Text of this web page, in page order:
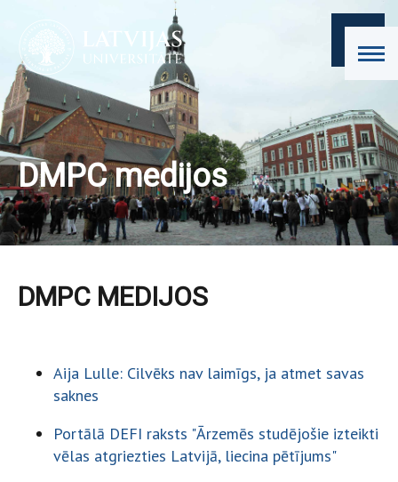
DMPC medijos
DMPC MEDIJOS
Aija Lulle: Cilvēks nav laimīgs, ja atmet savas
saknes
Portālā DEFI raksts "Ārzemēs studējošie izteikti
vēlas atgriezties Latvijā, liecina pētījums"